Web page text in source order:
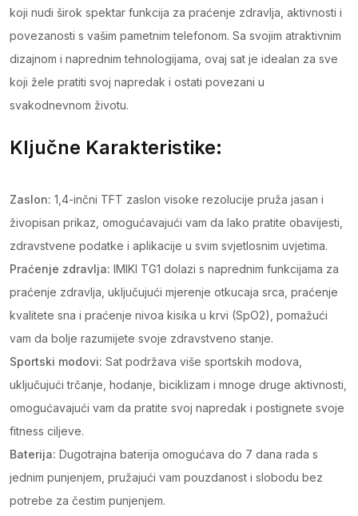
koji nudi širok spektar funkcija za praćenje zdravlja, aktivnosti i
povezanosti s vašim pametnim telefonom. Sa svojim atraktivnim
dizajnom i naprednim tehnologijama, ovaj sat je idealan za sve
koji žele pratiti svoj napredak i ostati povezani u
svakodnevnom životu.
Ključne Karakteristike:
Zaslon: 1,4-inčni TFT zaslon visoke rezolucije pruža jasan i
živopisan prikaz, omogućavajući vam da lako pratite obavijesti,
zdravstvene podatke i aplikacije u svim svjetlosnim uvjetima.
Praćenje zdravlja: IMIKI TG1 dolazi s naprednim funkcijama za
praćenje zdravlja, uključujući mjerenje otkucaja srca, praćenje
kvalitete sna i praćenje nivoa kisika u krvi (SpO2), pomažući
vam da bolje razumijete svoje zdravstveno stanje.
Sportski modovi: Sat podržava više sportskih modova,
uključujući trčanje, hodanje, biciklizam i mnoge druge aktivnosti,
omogućavajući vam da pratite svoj napredak i postignete svoje
fitness ciljeve.
Baterija: Dugotrajna baterija omogućava do 7 dana rada s
jednim punjenjem, pružajući vam pouzdanost i slobodu bez
potrebe za čestim punjenjem.